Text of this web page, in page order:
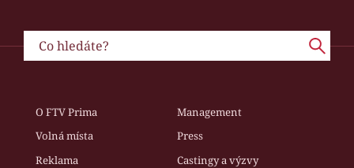
O FTV Prima
Management
Volná místa
Press
Reklama
Castingy a výzvy